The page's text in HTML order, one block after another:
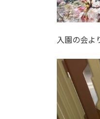
入園の会よ